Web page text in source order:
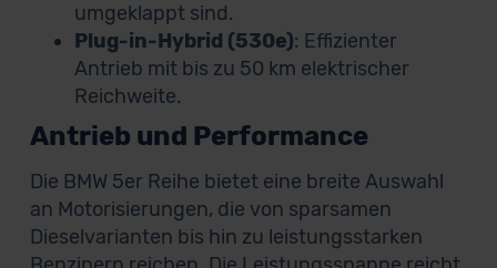
umgeklappt sind.
Plug-in-Hybrid (530e): Effizienter
Antrieb mit bis zu 50 km elektrischer
Reichweite.
Antrieb und Performance
Die BMW 5er Reihe bietet eine breite Auswahl
an Motorisierungen, die von sparsamen
Dieselvarianten bis hin zu leistungsstarken